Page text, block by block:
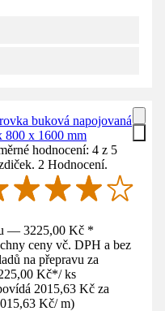
buková napojovaná
800 x 1600 mm
hodnocení: 4 z 5
2 Hodnocení.
— 3225,00 Kč *
ceny vč. DPH a bez
na přepravu za
Kč*/ ks
2015,63 Kč za
Kč/ m)